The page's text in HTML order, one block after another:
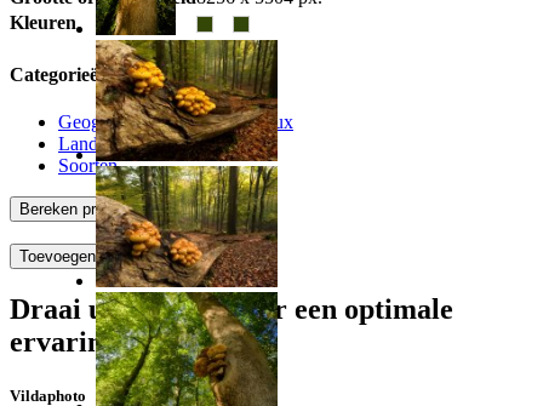
Kleuren
Categorieën
Geografische zones>Benelux
Landschappen>Bossen
Soorten
Bereken prijs en bestel
Toevoegen aan album
Draai uw scherm voor een optimale
ervaring
Vildaphoto